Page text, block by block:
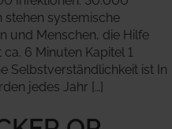
stehen systemische
und Menschen, die Hilfe
6 Minuten Kapitel 1
Selbstverständlichkeit ist In
jedes Jahr […]